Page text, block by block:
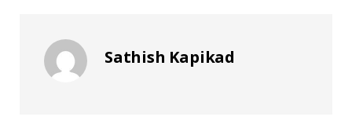
Sathish Kapikad